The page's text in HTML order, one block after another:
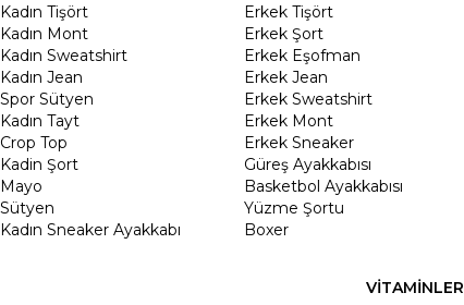
Kadın Tişört
Kadın Mont
Kadın Sweatshirt
Kadın Jean
Spor Sütyen
Kadın Tayt
Crop Top
Kadin Şort
Mayo
Sütyen
Kadın Sneaker Ayakkabı
Erkek Tişört
Erkek Şort
Erkek Eşofman
Erkek Jean
Erkek Sweatshirt
Erkek Mont
Erkek Sneaker
Güreş Ayakkabısı
Basketbol Ayakkabısı
Yüzme Şortu
Boxer
VİTAMİNLER